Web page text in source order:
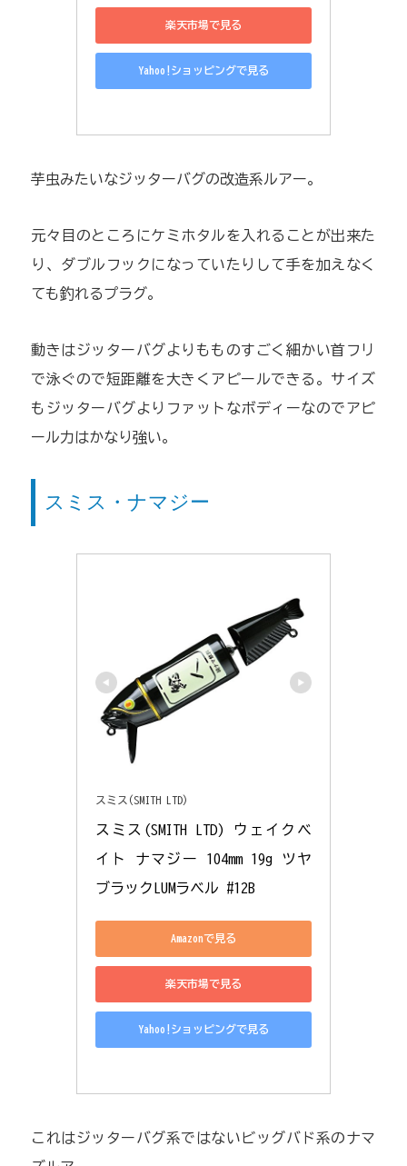
楽天市場で見る
Yahoo!ショッピングで見る
芋虫みたいなジッターバグの改造系ルアー。
元々目のところにケミホタルを入れることが出来た
り、ダブルフックになっていたりして手を加えなく
ても釣れるプラグ。
動きはジッターバグよりもものすごく細かい首フリ
で泳ぐので短距離を大きくアピールできる。サイズ
もジッターバグよりファットなボディーなのでアピ
ール力はかなり強い。
スミス・ナマジー
スミス(SMITH LTD)
スミス(SMITH LTD) ウェイクベ
イト ナマジー 104mm 19g ツヤ
ブラックLUMラベル #12B
Amazonで見る
楽天市場で見る
Yahoo!ショッピングで見る
これはジッターバグ系ではないビッグバド系のナマ